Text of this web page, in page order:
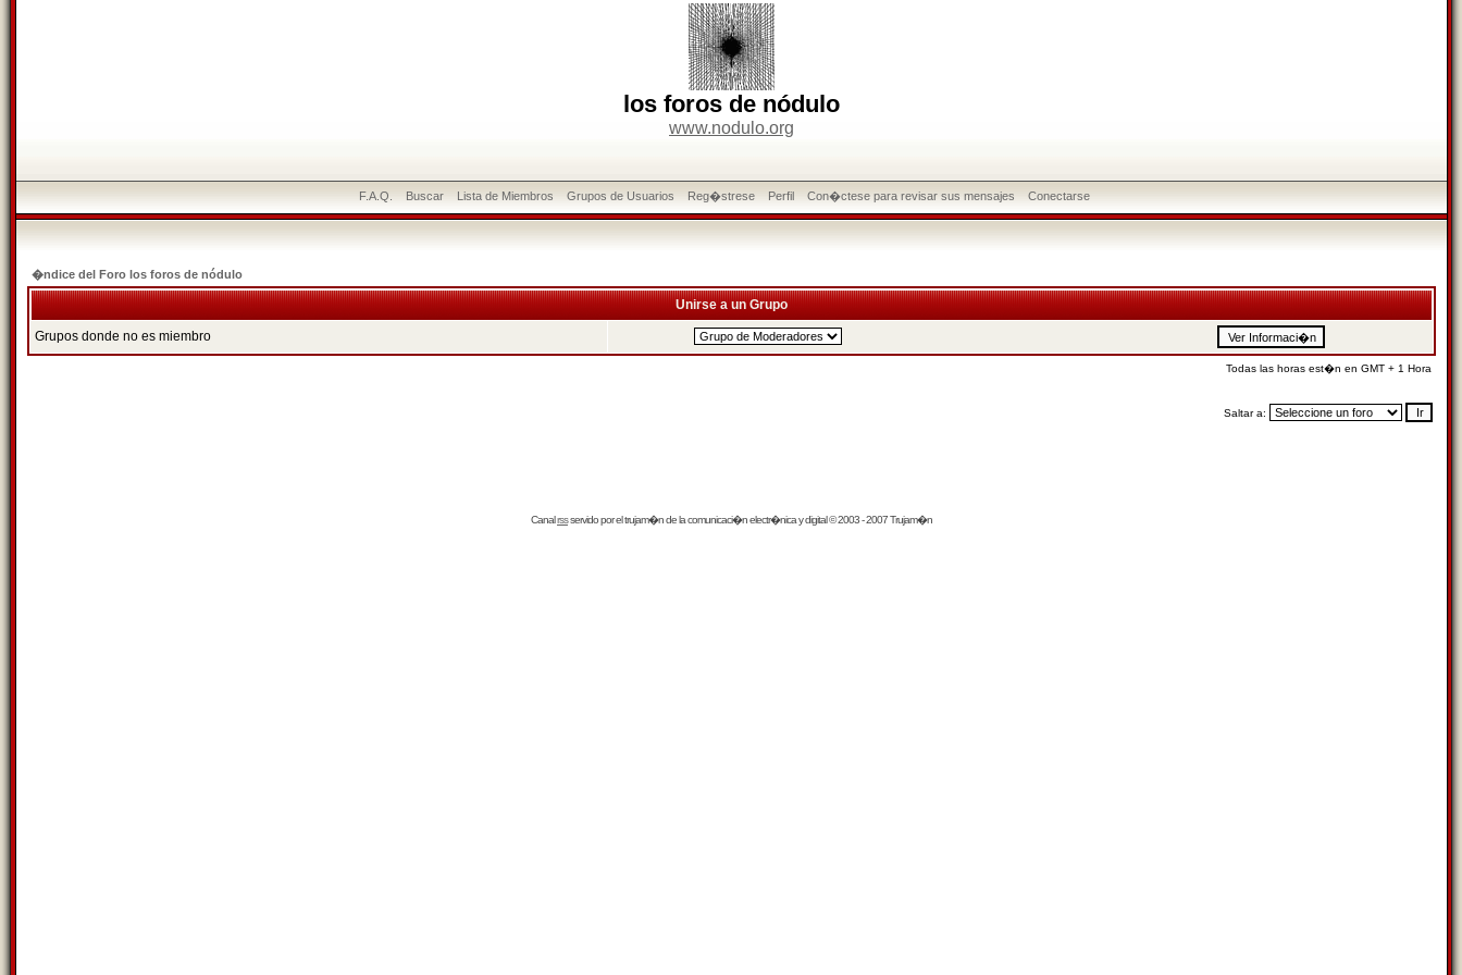
los foros de nódulo
www.nodulo.org
F.A.Q. Buscar Lista de Miembros Grupos de Usuarios Reg�strese Perfil Con�ctese para revisar sus mensajes Conectarse
�ndice del Foro los foros de nódulo
Unirse a un Grupo
Grupos donde no es miembro
Todas las horas est�n en GMT + 1 Hora
Saltar a:
Canalrssservido por eltrujam�nde la comunicaci�n electr�nica y digital © 2003 - 2007 Trujam�n